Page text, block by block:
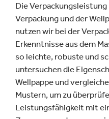
Die
Verpackung und der
nutzen wir bei der
Erkenntnisse aus dem
so leichte, robuste und
untersuchen die
Wellpappe und
Mustern, um zu
Leistungsfähigkeit mit